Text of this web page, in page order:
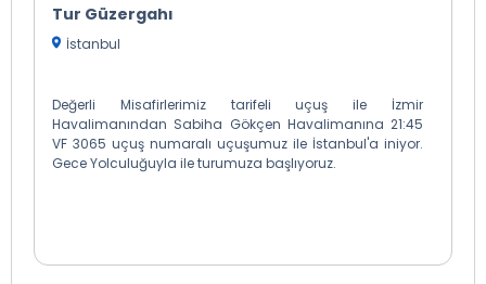
Tur Güzergahı
İstanbul
Değerli Misafirlerimiz tarifeli uçuş ile İzmir
Havalimanından Sabiha Gökçen Havalimanına 21:45
VF 3065 uçuş numaralı uçuşumuz ile İstanbul'a iniyor.
Gece Yolculuğuyla ile turumuza başlıyoruz.